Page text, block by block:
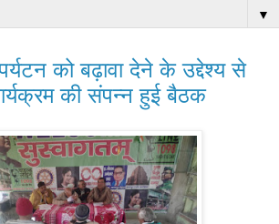
▼
को बढ़ावा देने के उद्देश्य से
की संपन्न हुई बैठक